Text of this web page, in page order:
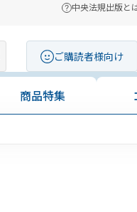
中央法規出版と
ご購読者様向け
商品特集